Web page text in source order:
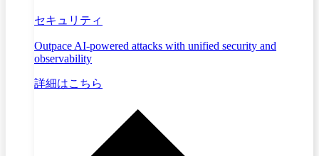
セキュリティ
Outpace AI-powered attacks with unified security and
observability
詳細はこちら